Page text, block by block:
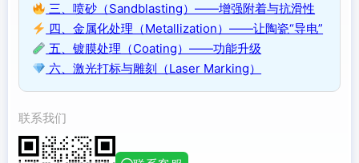
三、喷砂（Sandblasting）——增强附着与抗滑性
四、金属化处理（Metallization）——让陶瓷“导电”
五、镀膜处理（Coating）——功能升级
六、激光打标与雕刻（Laser Marking）
联系我们